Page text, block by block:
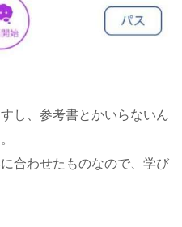
し、参考書とかいらないん
合わせたものなので、学び